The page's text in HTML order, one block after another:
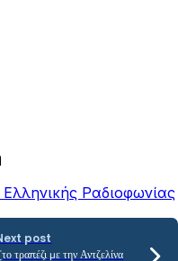
Ραδιοφωνίας
post
τραπέζι με την Αντζελίνα